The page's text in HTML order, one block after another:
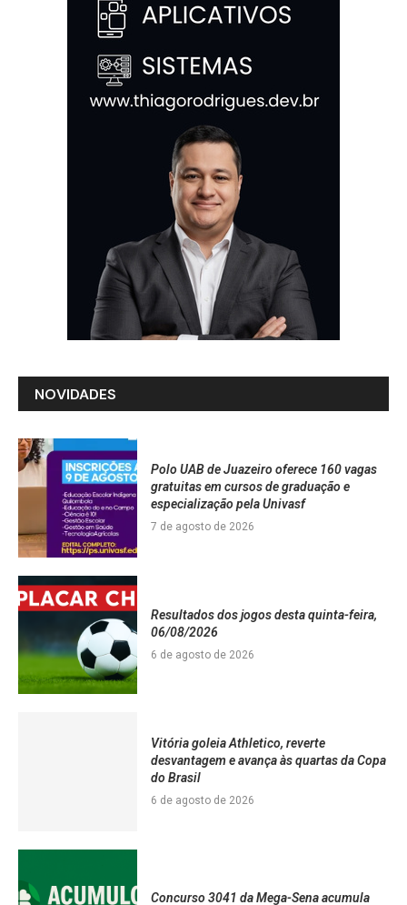
NOVIDADES
Polo UAB de Juazeiro oferece 160 vagas
gratuitas em cursos de graduação e
especialização pela Univasf
7 de agosto de 2026
Resultados dos jogos desta quinta-feira,
06/08/2026
6 de agosto de 2026
Vitória goleia Athletico, reverte
desvantagem e avança às quartas da Copa
do Brasil
6 de agosto de 2026
Concurso 3041 da Mega-Sena acumula